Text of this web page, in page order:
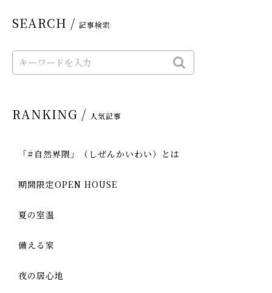
SEARCH / 記事検索
RANKING / 人気記事
「#自然界隈」（しぜんかいわい）とは
期間限定OPEN HOUSE
夏の室温
備える家
夜の居心地